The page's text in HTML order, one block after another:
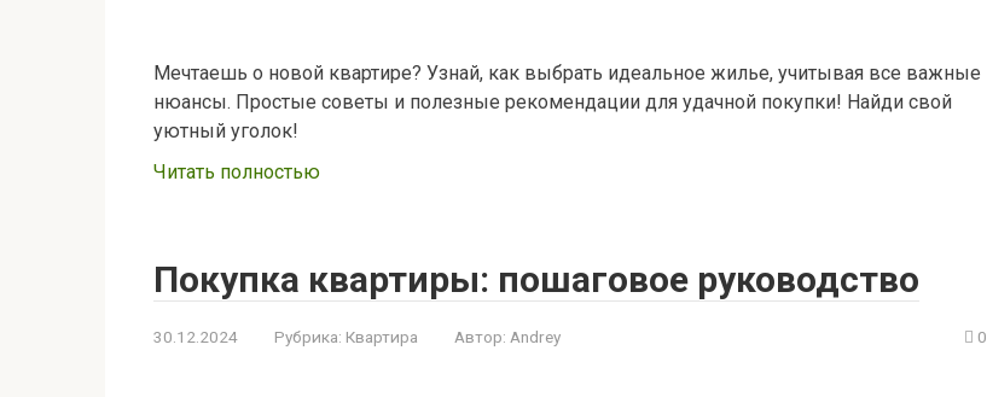
Мечтаешь о новой квартире? Узнай, как выбрать идеальное жилье, учитывая все важные
нюансы. Простые советы и полезные рекомендации для удачной покупки! Найди свой
уютный уголок!
Читать полностью
Покупка квартиры: пошаговое руководство
30.12.2024 Рубрика: Квартира Автор: Andrey 0